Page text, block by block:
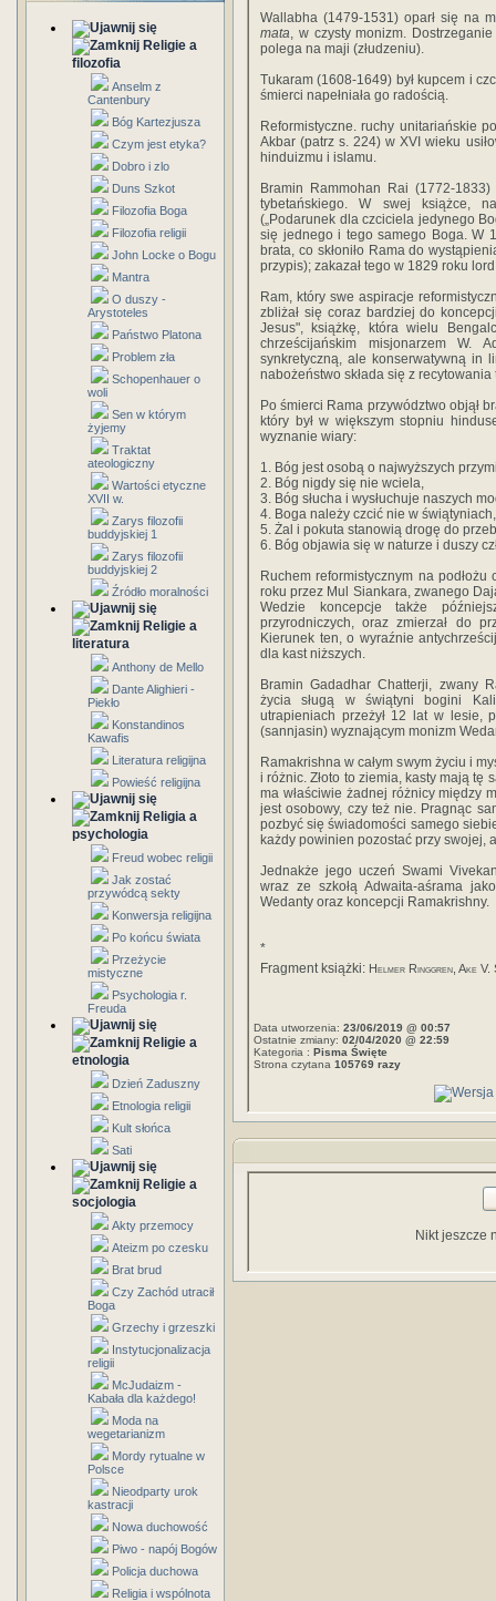
Religie a
filozofia
Anselm z
Cantenbury
Bóg Kartezjusza
Czym jest etyka?
Dobro i zlo
Duns Szkot
Filozofia Boga
Filozofia religii
John Locke o Bogu
Mantra
O duszy -
Arystoteles
Państwo Platona
Problem zła
Schopenhauer o
woli
Sen w którym
żyjemy
Traktat
ateologiczny
Wartości etyczne
XVII w.
Zarys filozofii
buddyjskiej 1
Zarys filozofii
buddyjskiej 2
Źródło moralności
Religie a
literatura
Anthony de Mello
Dante Alighieri -
Piekło
Konstandinos
Kawafis
Literatura religijna
Powieść religijna
Religia a
psychologia
Freud wobec religii
Jak zostać
przywódcą sekty
Konwersja religijna
Po końcu świata
Przeżycie
mistyczne
Psychologia r.
Freuda
Religie a
etnologia
Dzień Zaduszny
Etnologia religii
Kult słońca
Sati
Religie a
socjologia
Akty przemocy
Ateizm po czesku
Brat brud
Czy Zachód utracił
Boga
Grzechy i grzeszki
Instytucjonalizacja
religii
McJudaizm -
Kabała dla każdego!
Moda na
wegetarianizm
Mordy rytualne w
Polsce
Nieodparty urok
kastracji
Nowa duchowość
Piwo - napój Bogów
Policja duchowa
Religia i wspólnota
Wallabha (1479-1531) oparł się na
mata, w czysty monizm.
polega na maji (złudzeniu).
Tukaram (1608-1649) był kupcem i
śmierci napełniała go radością.
Reformistyczne. ruchy unitariańskie
Akbar (patrz s. 224) w XVI wieku
hinduizmu i islamu.
Bramin Rammohan Rai (1772-
tybetańskiego. W swej książce,
(„Podarunek dla czciciela jedynego
się jednego i tego samego Boga. W
brata, co skłoniło Rama do
przypis); zakazał tego w 1829 roku
Ram, który swe aspiracje
zbliżał się coraz bardziej do
Jesus", książkę, która wielu
chrześcijańskim misjonarzem W.
synkretyczną, ale konserwatywną in
nabożeństwo składa się z recytowania
Po śmierci Rama przywództwo objął
który był w większym stopniu
wyznanie wiary:
1. Bóg jest osobą o najwyższych
2. Bóg nigdy się nie wciela,
3. Bóg słucha i wysłuchuje naszych
4. Boga należy czcić nie w
5. Żal i pokuta stanowią drogę do
6. Bóg objawia się w naturze i duszy
Ruchem reformistycznym na
roku przez Mul Siankara, zwanego
Wedzie koncepcje także
przyrodniczych, oraz zmierzał do
Kierunek ten, o wyraźnie
dla kast niższych.
Bramin Gadadhar Chatterji, zwany
życia sługą w świątyni bogini
utrapieniach przeżył 12 lat w lesie,
(sannjasin) wyznającym monizm
Ramakrishna w całym swym życiu i
i różnic. Złoto to ziemia, kasty mają tę
ma właściwie żadnej różnicy między
jest osobowy, czy też nie. Pragnąc
pozbyć się świadomości samego
każdy powinien pozostać przy swojej,
Jednakże jego uczeń Swami
wraz ze szkołą Adwaita-aśrama
Wedanty oraz koncepcji Ramakrishny.
*
Fragment książki: Helmer Ringgren, Ake
Data utworzenia: 23/06/2019 @ 00:57
Ostatnie zmiany: 02/04/2020 @ 22:59
Kategoria : Pisma Święte
Strona czytana 105769 razy
Nikt jeszcze